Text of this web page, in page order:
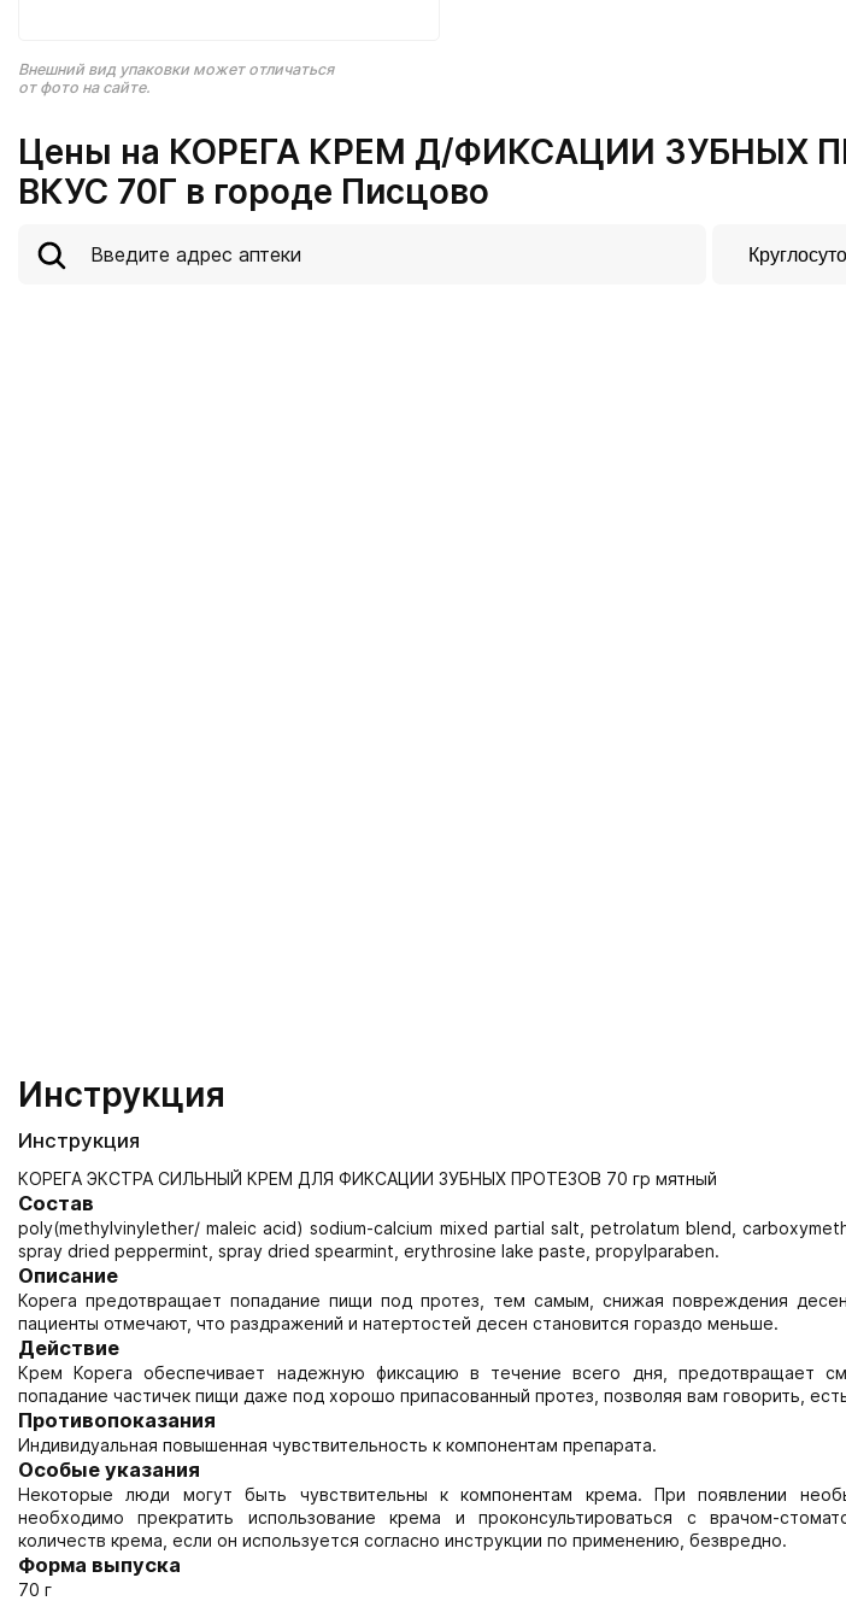
Внешний вид упаковки может отличаться
от фото на сайте.
Цены на КОРЕГА КРЕМ Д/ФИКСАЦИИ ЗУБНЫХ
ВКУС 70Г в городе Писцово
Инструкция
Инструкция
КОРЕГА ЭКСТРА СИЛЬНЫЙ КРЕМ ДЛЯ ФИКСАЦИИ ЗУБНЫХ ПРОТЕЗОВ 70 гр мятный
Состав
poly(methylvinylether/ maleic acid) sodium-calcium mixed partial salt, petrolatum blend,
spray dried peppermint, spray dried spearmint, erythrosine lake paste, propylparaben.
Описание
Корега предотвращает попадание пищи под протез, тем самым, снижая повреждения
пациенты отмечают, что раздражений и натертостей десен становится гораздо меньше.
Действие
Крем Корега обеспечивает надежную фиксацию в течение всего дня, предотвращает
попадание частичек пищи даже под хорошо припасованный протез, позволяя вам говорить,
Противопоказания
Индивидуальная повышенная чувствительность к компонентам препарата.
Особые указания
Некоторые люди могут быть чувствительны к компонентам крема. При появлении
необходимо прекратить использование крема и проконсультироваться с врачом-
количеств крема, если он используется согласно инструкции по применению, безвредно.
Форма выпуска
70 г